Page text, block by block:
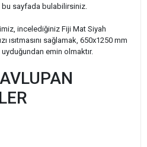
sayfada bulabilirsiniz.
incelediğiniz Fiji Mat Siyah
ısıtmasını sağlamak, 650x1250 mm
emin olmaktır.